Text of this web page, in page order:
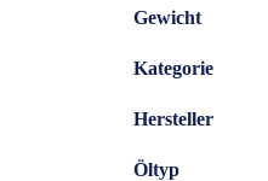
Getriebeöl
Gewicht
Kategorie
Hersteller
Öltyp